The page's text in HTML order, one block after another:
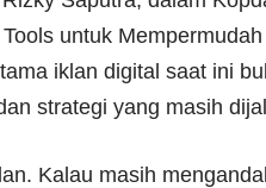
untuk
iklan digital saat ini
strategi yang masih
Kalau masih